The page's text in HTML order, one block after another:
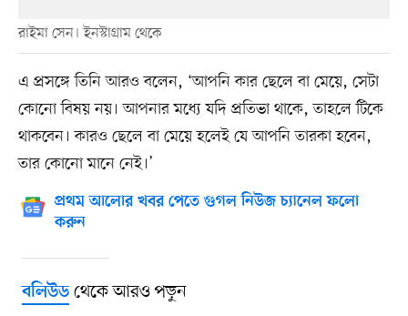
রাইমা সেন। ইনস্টাগ্রাম থেকে
এ প্রসঙ্গে তিনি আরও বলেন, ‘আপনি কার ছেলে বা মেয়ে, সেটা
কোনো বিষয় নয়। আপনার মধ্যে যদি প্রতিভা থাকে, তাহলে টিকে
থাকবেন। কারও ছেলে বা মেয়ে হলেই যে আপনি তারকা হবেন,
তার কোনো মানে নেই।’
প্রথম আলোর খবর পেতে গুগল নিউজ চ্যানেল ফলো
করুন
বলিউডথেকে আরও পড়ুন